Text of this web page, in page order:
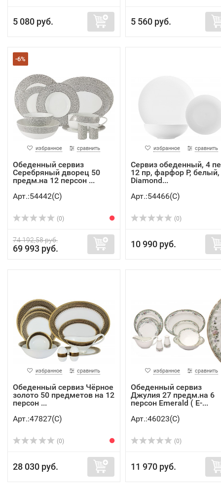
5 080 руб. 5 560 руб.
-6%
избранное сравнить
Обеденный сервиз
Серебряный дворец 50
предм.на 12 персон ...
Арт.:54442(C)
(0)
74 192,58 руб.
69 993 руб.
избранное сравнить
Сервиз обеденный, 4
12 пр, фарфор P, белый,
Diamond...
Арт.:54466(C)
(0)
10 990 руб.
избранное сравнить
Обеденный сервиз Чёрное
золото 50 предметов на 12
персон ...
Арт.:47827(C)
(0)
28 030 руб.
избранное сравнить
Обеденный сервиз
Джулия 27 предм.на 6
персон Emerald ( E-...
Арт.:46023(C)
(0)
11 970 руб.